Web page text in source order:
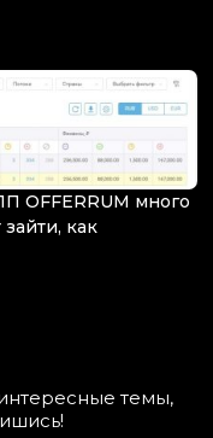
OFFERRUM много
как
темы,